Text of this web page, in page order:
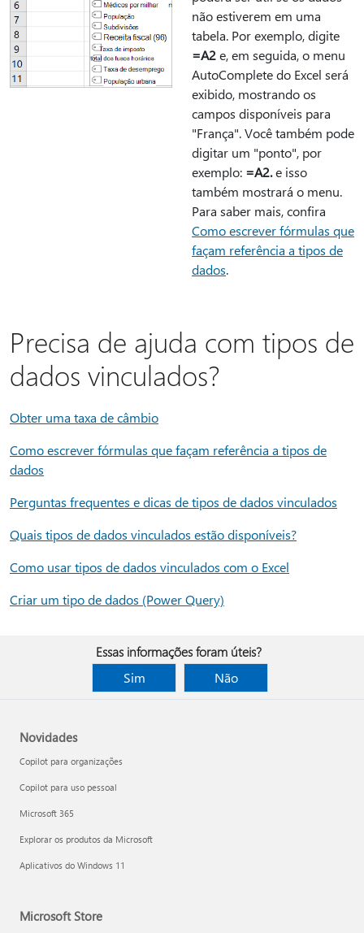
não estiverem em uma
tabela. Por exemplo, digite
=A2e, em seguida, o menu
AutoComplete do Excel será
exibido, mostrando os
campos disponíveis para
"França". Você também pode
digitar um "ponto", por
exemplo: =A2.e isso
também mostrará o menu.
Para saber mais, confira
Como escrever fórmulas que
façam referência a tipos de
dados.
Precisa de ajuda com tipos de
dados vinculados?
Obter uma taxa de câmbio
Como escrever fórmulas que façam referência a tipos de
dados
Perguntas frequentes e dicas de tipos de dados vinculados
Quais tipos de dados vinculados estão disponíveis?
Como usar tipos de dados vinculados com o Excel
Criar um tipo de dados (Power Query)
Essas informações foram úteis?
Sim
Não
Novidades
Copilot para organizações
Copilot para uso pessoal
Microsoft 365
Explorar os produtos da Microsoft
Aplicativos do Windows 11
Microsoft Store